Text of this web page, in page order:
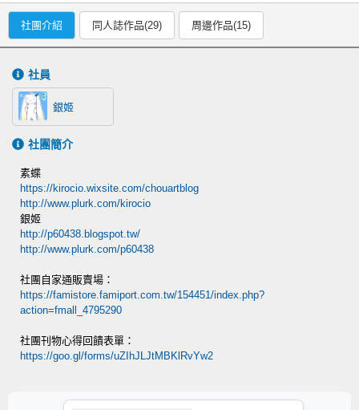
社團介紹 同人誌作品(29) 周邊作品(15)
社員
銀姬
社團簡介
素蝶
https://kirocio.wixsite.com/chouartblog
http://www.plurk.com/kirocio
銀姬
http://p60438.blogspot.tw/
http://www.plurk.com/p60438
社團自家通販賣場：
https://famistore.famiport.com.tw/154451/index.php?
action=fmall_4795290
社團刊物心得回饋表單：
https://goo.gl/forms/uZIhJLJtMBKlRvYw2